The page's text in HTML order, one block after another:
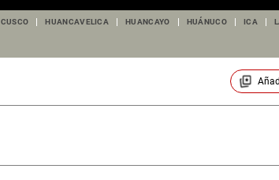
CUSCO HUANCAVELICA HUANCAYO HUÁNUCO ICA